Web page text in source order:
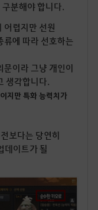
분해야 합니다.
어렵지만 선원
류에 따라 선호하는
문이라 그냥 개인이
생각합니다.
지만 특화 능력치가
보다는 당연히
데이트가 될